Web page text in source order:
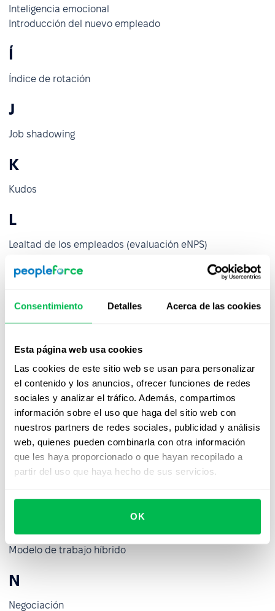
Consentimiento Detalles Acerca de las cookies
Esta página web usa cookies
Las cookies de este sitio web se usan para personalizar
el contenido y los anuncios, ofrecer funciones de redes
sociales y analizar el tráfico. Además, compartimos
información sobre el uso que haga del sitio web con
nuestros partners de redes sociales, publicidad y análisis
web, quienes pueden combinarla con otra información
que les haya proporcionado o que hayan recopilado a
partir del uso que haya hecho de sus servicios.
OK
Inteligencia emocional
Introducción del nuevo empleado
Í
Índice de rotación
J
Job shadowing
K
Kudos
L
Lealtad de los empleados (evaluación eNPS)
Liderazgo participativo
M
Manual del empleado
Marca de empleador
Mejora del desempeño
Mentoría inversa
Mentoring
Mercado laboral
Meseta laboral o de carrera
Métrica de Tiempo para Contratar
Métrica de Time-to-Fill
Modelo de Cinco Factores de la Personalidad
Modelo de trabajo híbrido
N
Negociación